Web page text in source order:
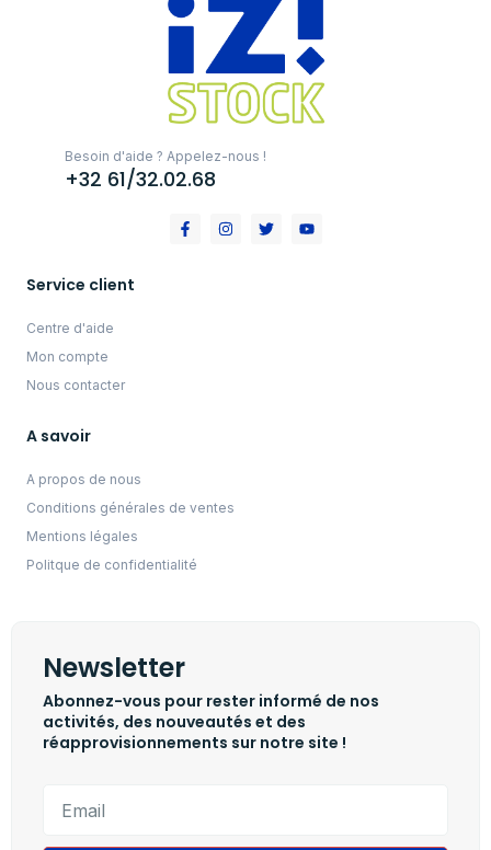
Besoin d'aide ? Appelez-nous !
+32 61/32.02.68
Service client
Centre d'aide
Mon compte
Nous contacter
A savoir
A propos de nous
Conditions générales de ventes
Mentions légales
Politque de confidentialité
Newsletter
Abonnez-vous pour rester informé de nos
activités, des nouveautés et des
réapprovisionnements sur notre site !